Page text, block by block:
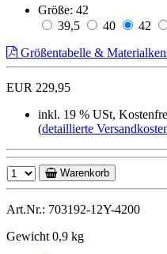
Größe: 42
39,5
40 42
Größentabelle &
EUR 229,95
inkl. 19 % USt,
(detaillierte
Warenkorb
Art.Nr.: 703192-12Y-4200
Gewicht 0,9 kg